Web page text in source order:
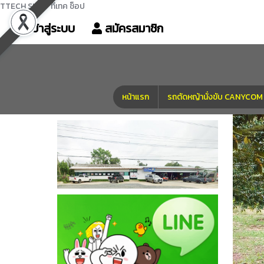
TTECH SHOP ทีเทค ช็อป
เข้าสู่ระบบ สมัครสมาชิก
หน้าแรก รถตัดหญ้านั่งขับ